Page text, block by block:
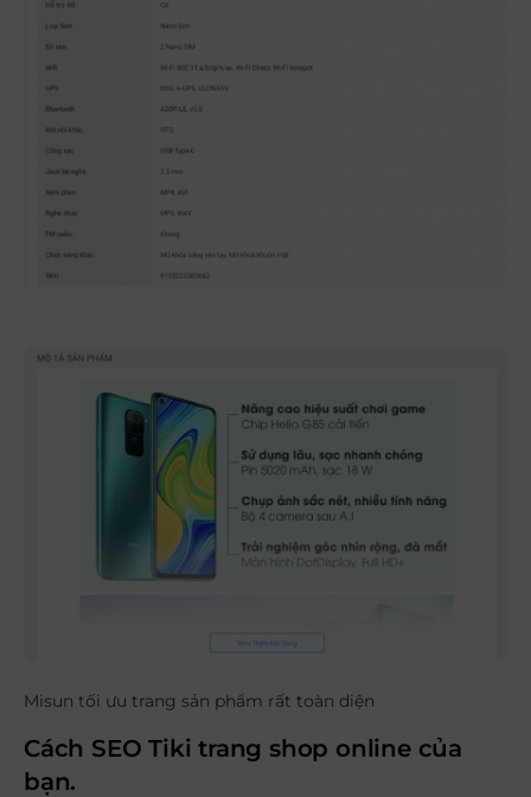
Misun tối ưu trang sản phẩm rất toàn diện
Cách SEO Tiki trang shop online của
bạn.